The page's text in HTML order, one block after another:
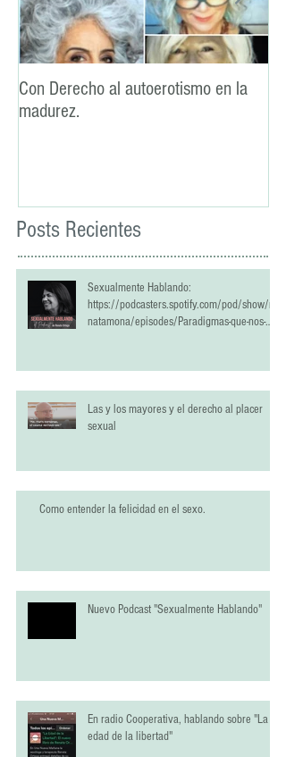
Con Derecho al autoerotismo en la
madurez.
Posts Recientes
Sexualmente Hablando:
https://podcasters.spotify.com/pod/show/re
natamona/episodes/Paradigmas-que-nos-
Las y los mayores y el derecho al placer
sexual
Como entender la felicidad en el sexo.
Nuevo Podcast "Sexualmente Hablando"
En radio Cooperativa, hablando sobre "La
edad de la libertad"